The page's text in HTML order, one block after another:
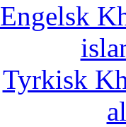
Engelsk
Tyrkisk